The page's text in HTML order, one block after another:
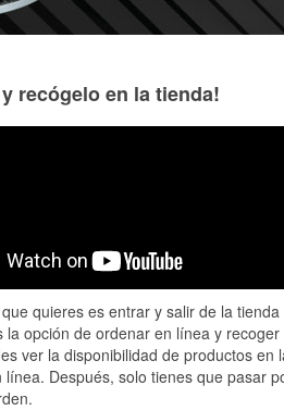
who work
recógelo en la tienda!
quieres es entrar y salir de la
opción de ordenar en línea y
ver la disponibilidad de productos en
Después, solo tienes que pasar